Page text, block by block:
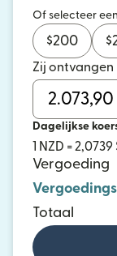
Of selecteer
$200 $
Zij ontvangen
Dagelijkse
1 NZD = 2,0739
Vergoeding
Totaal